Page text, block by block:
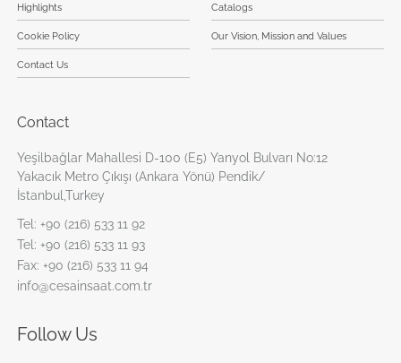
Highlights Catalogs
Cookie Policy Our Vision, Mission and Values
Contact Us
Contact
Yeşilbağlar Mahallesi D-100 (E5) Yanyol Bulvarı No:12
Yakacık Metro Çıkışı (Ankara Yönü) Pendik/
İstanbul,Turkey
Tel: +90 (216) 533 11 92
Tel: +90 (216) 533 11 93
Fax: +90 (216) 533 11 94
info@cesainsaat.com.tr
Follow Us